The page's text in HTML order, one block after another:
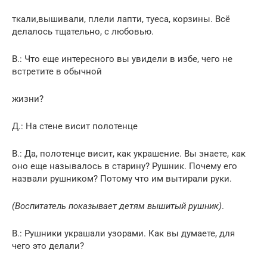
ткали,вышивали, плели лапти, туеса, корзины. Всё
делалось тщательно, с любовью.
В.: Что еще интересного вы увидели в избе, чего не
встретите в обычной
жизни?
Д.: На стене висит полотенце
В.: Да, полотенце висит, как украшение. Вы знаете, как
оно еще называлось в старину? Рушник. Почему его
назвали рушником? Потому что им вытирали руки.
(Воспитатель показывает детям вышитый рушник).
В.: Рушники украшали узорами. Как вы думаете, для
чего это делали?